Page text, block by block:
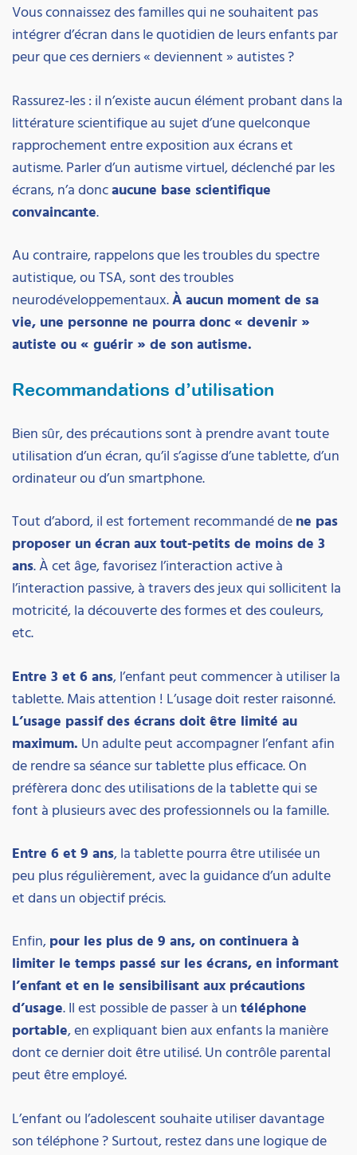
Vous connaissez des familles qui ne souhaitent pas
intégrer d’écran dans le quotidien de leurs enfants par
peur que ces derniers « deviennent » autistes ?
Rassurez-les : il n’existe aucun élément probant dans la
littérature scientifique au sujet d’une quelconque
rapprochement entre exposition aux écrans et
autisme. Parler d’un autisme virtuel, déclenché par les
écrans, n’a doncaucune base scientifique
convaincante.
Au contraire, rappelons que les troubles du spectre
autistique, ou TSA, sont des troubles
neurodéveloppementaux.À aucun moment de sa
vie, une personne ne pourra donc « devenir »
autiste ou « guérir » de son autisme.
Recommandations d’utilisation
Bien sûr, des précautions sont à prendre avant toute
utilisation d’un écran, qu’il s’agisse d’une tablette, d’un
ordinateur ou d’un smartphone.
Tout d’abord, il est fortement recommandé dene pas
proposer un écran aux tout-petits de moins de 3
ans. À cet âge, favorisez l’interaction active à
l’interaction passive, à travers des jeux qui sollicitent la
motricité, la découverte des formes et des couleurs,
etc.
Entre 3 et 6 ans, l’enfant peut commencer à utiliser la
tablette. Mais attention ! L’usage doit rester raisonné.
L’usage passif des écrans doit être limité au
maximum. Un adulte peut accompagner l’enfant afin
de rendre sa séance sur tablette plus efficace. On
préfèrera donc des utilisations de la tablette qui se
font à plusieurs avec des professionnels ou la famille.
Entre 6 et 9 ans, la tablette pourra être utilisée un
peu plus régulièrement, avec la guidance d’un adulte
et dans un objectif précis.
Enfin,pour les plus de 9 ans, on continuera à
limiter le temps passé sur les écrans, en informant
l’enfant et en le sensibilisant aux précautions
d’usage. Il est possible de passer à untéléphone
portable, en expliquant bien aux enfants la manière
dont ce dernier doit être utilisé. Un contrôle parental
peut être employé.
L’enfant ou l’adolescent souhaite utiliser davantage
son téléphone ? Surtout, restez dans une logique de